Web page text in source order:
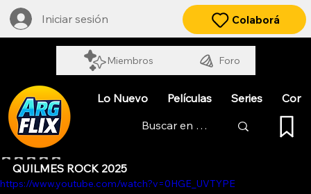
Iniciar sesión
Miembros Foro
Colaborá
Lo Nuevo Películas Series
RATA BLANCA EN VIVO
Obtuvo NaN de 5 estrellas.
QUILMES ROCK 2025
https://www.youtube.com/watch?v=0HGE_UVTYPE